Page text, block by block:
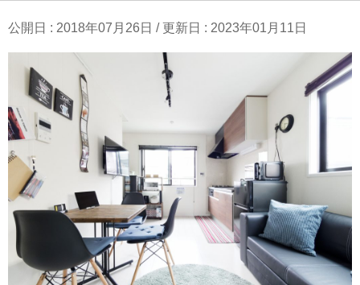
公開日 : 2018年07月26日 / 更新日 : 2023年01月11日